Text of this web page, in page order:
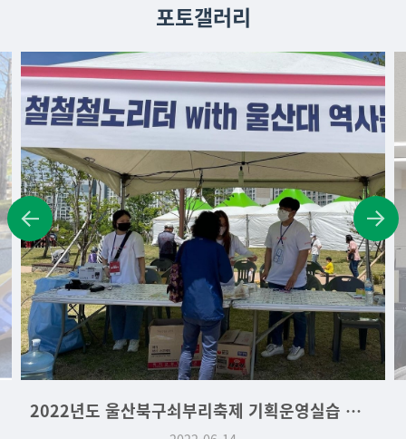
포토갤러리
2022년도 울산북구쇠부리축제 기획운영실습 역사문화학과 부스